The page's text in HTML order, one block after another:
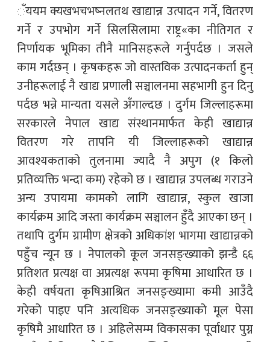
ँययम क्यखभचभष्नलतथ खाद्यान्न उत्पादन गर्ने, वितरण
गर्ने र उपभोग गर्ने सिलसिलामा राष्ट्र«का नीतिगत र
निर्णायक भूमिका तीनै मानिसहरूले गर्नुपर्दछ । जसले
काम गर्दछन् । कृषकहरू जो वास्तविक उत्पादनकर्ता हुन्
उनीहरूलाई नै खाद्य प्रणाली सञ्चालनमा सहभागी हुन दिनु
पर्दछ भन्ने मान्यता यसले अँगाल्दछ । दुर्गम जिल्लाहरूमा
सरकारले नेपाल खाद्य संस्थानमार्फत केही खाद्यान्न
वितरण गरे तापनि यी जिल्लाहरूको खाद्यान्न
आवश्यकताको तुलनामा ज्यादै नै अपुग (१ किलो
प्रतिव्यक्ति भन्दा कम) रहेको छ । खाद्यान्न उपलब्ध गराउने
अन्य उपायमा कामको लागि खाद्यान्न, स्कुल खाजा
कार्यक्रम आदि जस्ता कार्यक्रम सञ्चालन हुँदै आएका छन् ।
तथापि दुर्गम ग्रामीण क्षेत्रको अधिकांश भागमा खाद्यान्नको
पहुँच न्यून छ । नेपालको कूल जनसङ्ख्याको झन्डै ६६
प्रतिशत प्रत्यक्ष वा अप्रत्यक्ष रूपमा कृषिमा आधारित छ ।
केही वर्षयता कृषिआश्रित जनसङ्ख्यामा कमी आउँदै
गरेको पाइए पनि अत्यधिक जनसङ्ख्याको मूल पेसा
कृषिमै आधारित छ । अहिलेसम्म विकासका पूर्वाधार पुग्न